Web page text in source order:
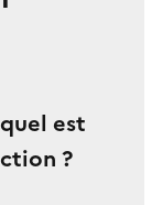
est
?